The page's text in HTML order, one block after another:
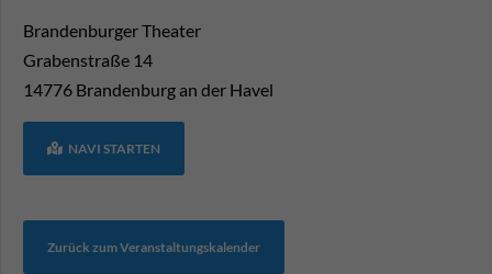
Brandenburger Theater
Grabenstraße 14
14776 Brandenburg an der Havel
NAVI STARTEN
Zurück zum Veranstaltungskalender